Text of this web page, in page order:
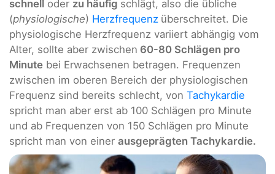
schnell oder zu häufig schlägt, also die übliche
(physiologische) Herzfrequenz überschreitet. Die
physiologische Herzfrequenz variiert abhängig vom
Alter, sollte aber zwischen 60-80 Schlägen pro
Minute bei Erwachsenen betragen. Frequenzen
zwischen im oberen Bereich der physiologischen
Frequenz sind bereits schlecht, von Tachykardie
spricht man aber erst ab 100 Schlägen pro Minute
und ab Frequenzen von 150 Schlägen pro Minute
spricht man von einer ausgeprägten Tachykardie.